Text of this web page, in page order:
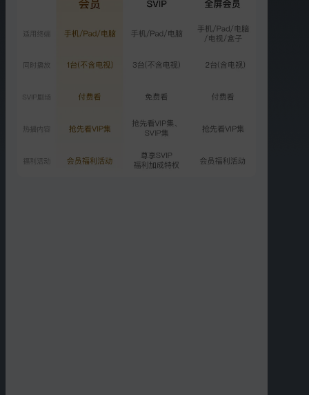
井胧
2025-08-10
第1期下：张予曦谈理想型
加更版：孙怡讲爱的升华